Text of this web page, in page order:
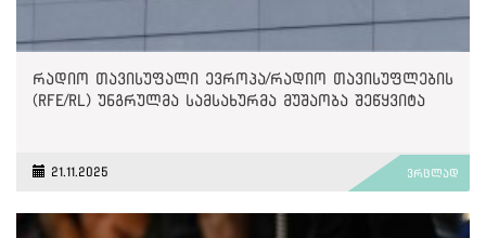
რადიო თავისუფალი ევროპა/რადიო თავისუფლების
(RFE/RL) უნგრულმა სამსახურმა მუშაობა შეწყვიტა
21.11.2025 ვრცლად